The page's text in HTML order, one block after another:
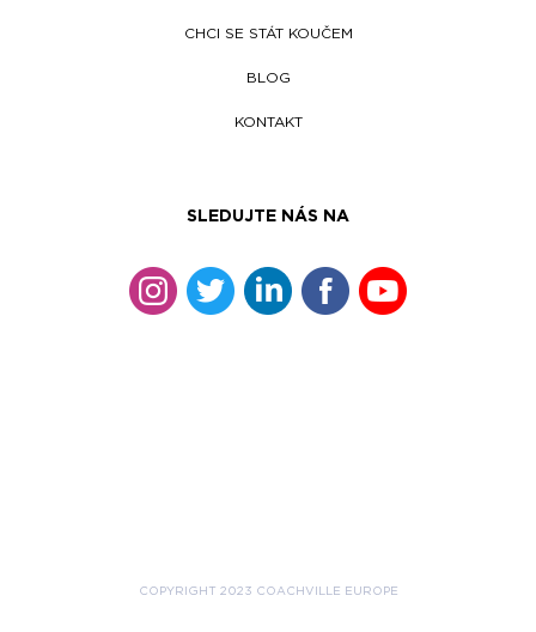
CHCI SE STÁT KOUČEM
BLOG
KONTAKT
SLEDUJTE NÁS NA
COPYRIGHT 2023 COACHVILLE EUROPE